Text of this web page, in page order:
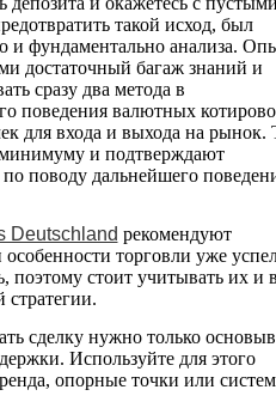
такой исход, был
и фундаментально анализа.
достаточный багаж знаний и
сразу два метода в
поведения валютных
для входа и выхода на рынок.
и подтверждают
поводу дальнейшего
Deutschland рекомендуют
торговли уже
поэтому стоит учитывать их и
стратегии.
сделку нужно только
Используйте для этого
опорные точки или